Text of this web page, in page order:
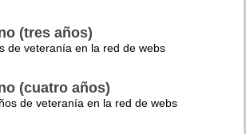
(tres años)
de veteranía en la red de webs
(cuatro años)
de veteranía en la red de webs